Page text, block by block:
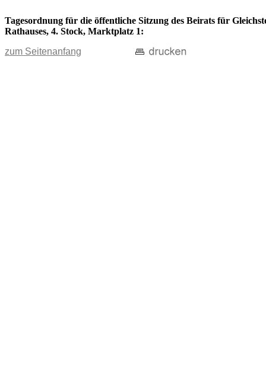
Tagesordnung für die öffentliche Sitzung des Beirats für
Rathauses, 4. Stock, Marktplatz 1:
zum Seitenanfang